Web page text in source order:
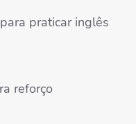
para praticar inglês
reforço